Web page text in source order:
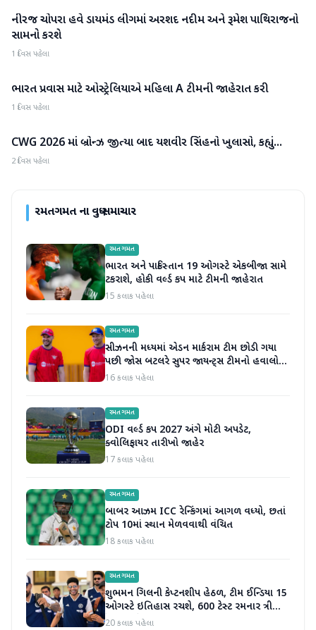
રમતગમત
નીરજ ચોપરા હવે ડાયમંડ લીગમાં અરશદ નદીમ અને રૂમેશ પાથિરાજનો
સામનો કરશે
1 દિવસ પહેલા
રમતગમત
ભારત પ્રવાસ માટે ઓસ્ટ્રેલિયાએ મહિલા A ટીમની જાહેરાત કરી
1 દિવસ પહેલા
રમતગમત
CWG 2026 માં બ્રોન્ઝ જીત્યા બાદ યશવીર સિંહનો ખુલાસો, કહ્યું...
2 દિવસ પહેલા
રમતગમતના વધુ સમાચાર
રમતગમત
ભારત અને પાકિસ્તાન 19 ઓગસ્ટે એકબીજા સામે
ટકરાશે, હોકી વર્લ્ડ કપ માટે ટીમની જાહેરાત
15 કલાક પહેલા
રમતગમત
સીઝનની મધ્યમાં એડન માર્કરામ ટીમ છોડી ગયા
પછી જોસ બટલરે સુપર જાયન્ટ્સ ટીમનો હવાલો
સંભાળ્યો
16 કલાક પહેલા
રમતગમત
ODI વર્લ્ડ કપ 2027 અંગે મોટી અપડેટ,
ક્વોલિફાયર તારીખો જાહેર
17 કલાક પહેલા
રમતગમત
બાબર આઝમ ICC રેન્કિંગમાં આગળ વધ્યો, છતાં
ટોપ 10માં સ્થાન મેળવવાથી વંચિત
18 કલાક પહેલા
રમતગમત
શુભમન ગિલની કેપ્ટનશીપ હેઠળ, ટીમ ઈન્ડિયા 15
ઓગસ્ટે ઇતિહાસ રચશે, 600 ટેસ્ટ રમનાર ત્રીજો
દેશ બનશે
20 કલાક પહેલા